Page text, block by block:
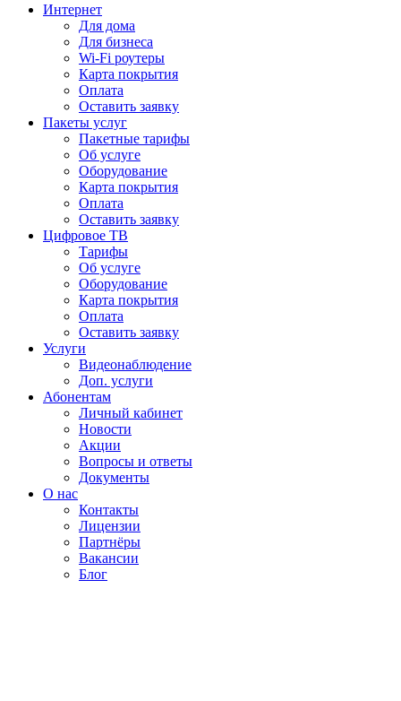
Интернет
Для дома
Для бизнеса
Wi-Fi роутеры
Карта покрытия
Оплата
Оставить заявку
Пакеты услуг
Пакетные тарифы
Об услуге
Оборудование
Карта покрытия
Оплата
Оставить заявку
Цифровое ТВ
Тарифы
Об услуге
Оборудование
Карта покрытия
Оплата
Оставить заявку
Услуги
Видеонаблюдение
Доп. услуги
Абонентам
Личный кабинет
Новости
Акции
Вопросы и ответы
Документы
О нас
Контакты
Лицензии
Партнёры
Вакансии
Блог